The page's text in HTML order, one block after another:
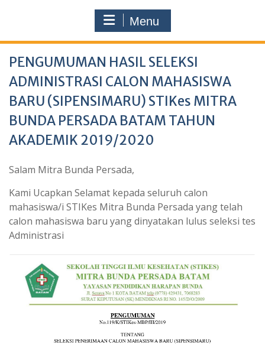
Menu
PENGUMUMAN HASIL SELEKSI
ADMINISTRASI CALON MAHASISWA
BARU (SIPENSIMARU) STIKes MITRA
BUNDA PERSADA BATAM TAHUN
AKADEMIK 2019/2020
Salam Mitra Bunda Persada,
Kami Ucapkan Selamat kepada seluruh calon
mahasiswa/i STIKes Mitra Bunda Persada yang telah
calon mahasiswa baru yang dinyatakan lulus seleksi tes
Administrasi